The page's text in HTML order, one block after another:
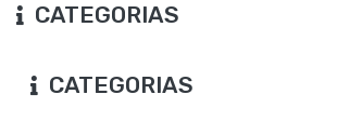
CATEGORIAS
CATEGORIAS